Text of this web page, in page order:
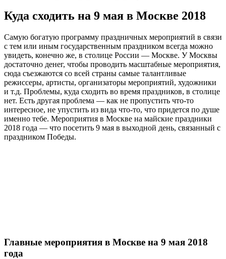
Куда сходить на 9 мая в Москве 2018
Самую богатую программу праздничных мероприятий в связи
с тем или иным государственным праздником всегда можно
увидеть, конечно же, в столице России — Москве. У Москвы
достаточно денег, чтобы проводить масштабные мероприятия,
сюда съезжаются со всей страны самые талантливые
режиссеры, артисты, организаторы мероприятий, художники
и т.д. Проблемы, куда сходить во время праздников, в столице
нет. Есть другая проблема — как не пропустить что-то
интересное, не упустить из вида что-то, что придется по душе
именно тебе. Мероприятия в Москве на майские праздники
2018 года — что посетить 9 мая в выходной день, связанный с
праздником Победы.
Главные мероприятия в Москве на 9 мая 2018
года